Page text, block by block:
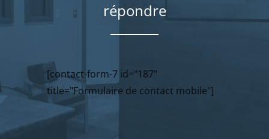
répondre
[contact-form-7 id="187"
title="Formulaire de contact mobile"]